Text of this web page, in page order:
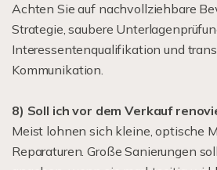
Achten Sie auf nachvollziehbare
Strategie, saubere
Interessentenqualifikation und
Kommunikation.
8) Soll ich vor dem Verkauf
Meist lohnen sich kleine, optische
Reparaturen. Große Sanierungen